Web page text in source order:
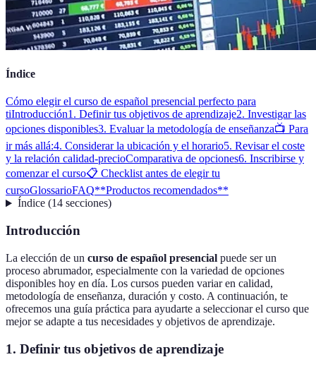
Índice
Cómo elegir el curso de español presencial perfecto para
tiIntroducción1. Definir tus objetivos de aprendizaje2. Investigar las
opciones disponibles3. Evaluar la metodología de enseñanza📺 Para
ir más allá:4. Considerar la ubicación y el horario5. Revisar el coste
y la relación calidad-precioComparativa de opciones6. Inscribirse y
comenzar el curso📋 Checklist antes de elegir tu
cursoGlossarioFAQ**Productos recomendados**
Índice(14 secciones)
Introducción
La elección de un curso de español presencial puede ser un
proceso abrumador, especialmente con la variedad de opciones
disponibles hoy en día. Los cursos pueden variar en calidad,
metodología de enseñanza, duración y costo. A continuación, te
ofrecemos una guía práctica para ayudarte a seleccionar el curso que
mejor se adapte a tus necesidades y objetivos de aprendizaje.
1. Definir tus objetivos de aprendizaje